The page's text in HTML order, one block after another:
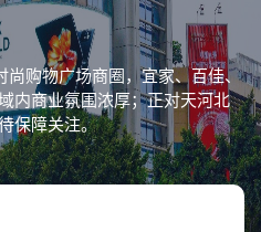
尚购物广场商圈，宜家、百佳、
内商业氛围浓厚；正对天河北
保障关注。